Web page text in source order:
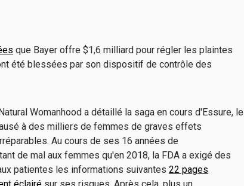
que Bayer offre $1,6 milliard pour régler les plaintes
été blessées par son dispositif de contrôle des
Womanhood a détaillé la saga en cours d'Essure, le
à des milliers de femmes de graves effets
Au cours de ses 16 années de
de mal aux femmes qu'en 2018, la FDA a exigé des
patientes les informations suivantes 22 pages